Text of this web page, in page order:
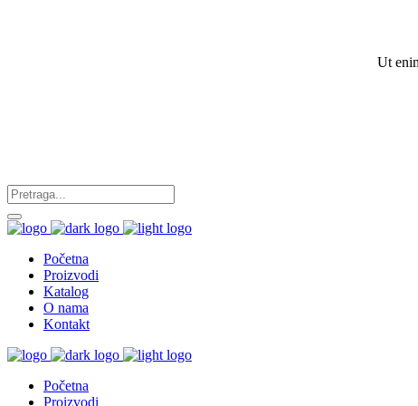
Ut
Početna
Proizvodi
Katalog
O nama
Kontakt
Početna
Proizvodi